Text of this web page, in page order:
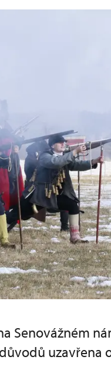
Senovážném
uzavřena